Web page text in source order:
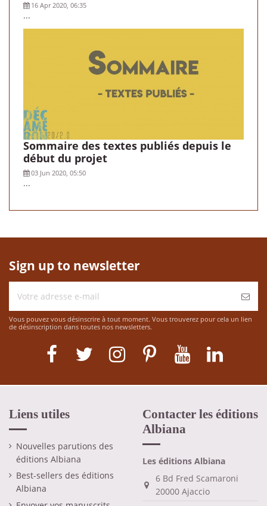
16 Apr 2020, 06:35
...
Sommaire des textes publiés depuis le
début du projet
03 Jun 2020, 05:50
...
Sign up to newsletter
Vous pouvez vous désinscrire à tout moment. Vous trouverez pour cela un lien
de désinscription dans toutes nos newsletters.
Liens utiles
Nouvelles parutions des
éditions Albiana
Best-sellers des éditions
Albiana
Contacter les éditions
Albiana
Les éditions Albiana
6 Bd Fred Scamaroni
20000 Ajaccio